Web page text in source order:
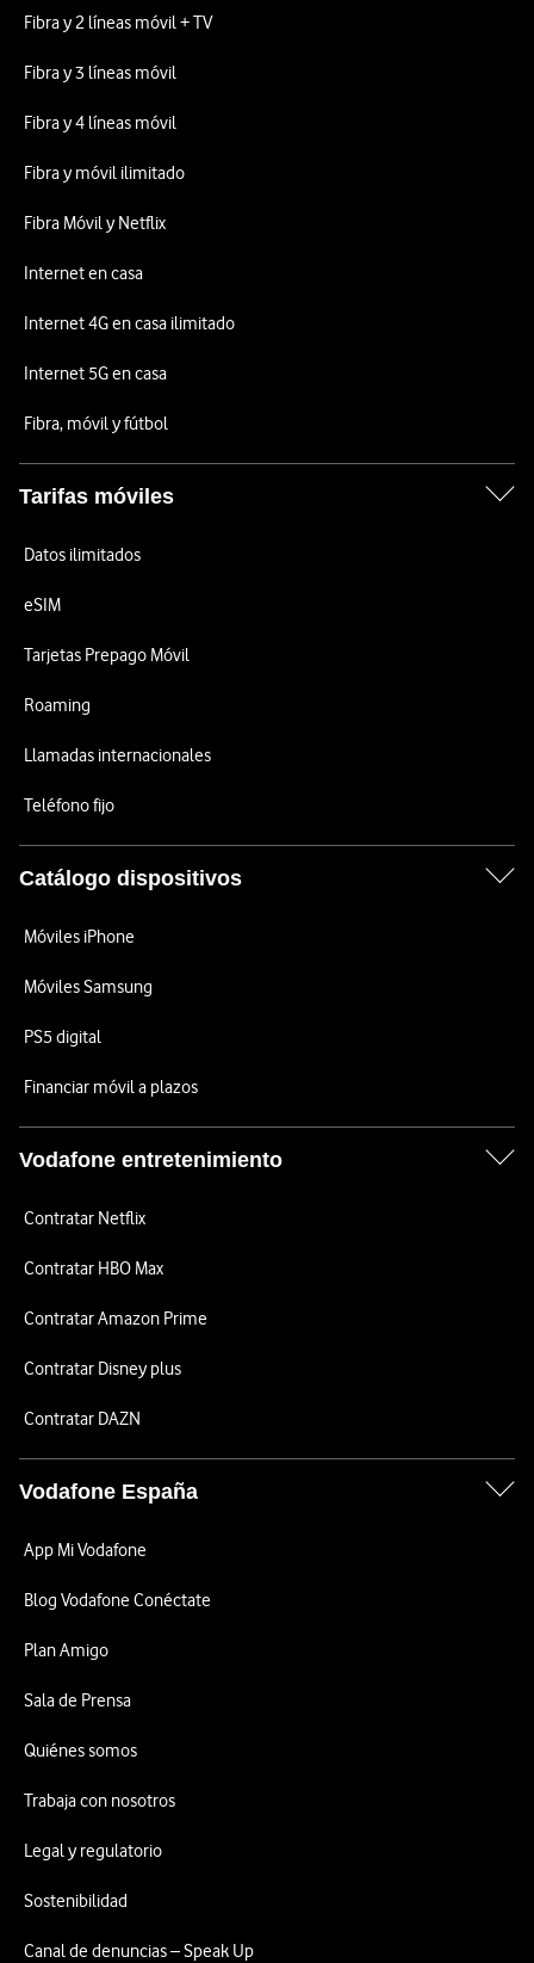
Fibra y 2 líneas móvil + TV
Fibra y 3 líneas móvil
Fibra y 4 líneas móvil
Fibra y móvil ilimitado
Fibra Móvil y Netflix
Internet en casa
Internet 4G en casa ilimitado
Internet 5G en casa
Fibra, móvil y fútbol
Tarifas móviles
Datos ilimitados
eSIM
Tarjetas Prepago Móvil
Roaming
Llamadas internacionales
Teléfono fijo
Catálogo dispositivos
Móviles iPhone
Móviles Samsung
PS5 digital
Financiar móvil a plazos
Vodafone entretenimiento
Contratar Netflix
Contratar HBO Max
Contratar Amazon Prime
Contratar Disney plus
Contratar DAZN
Vodafone España
App Mi Vodafone
Blog Vodafone Conéctate
Plan Amigo
Sala de Prensa
Quiénes somos
Trabaja con nosotros
Legal y regulatorio
Sostenibilidad
Canal de denuncias – Speak Up